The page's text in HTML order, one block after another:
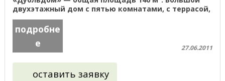
двухэтажный дом с пятью комнатами, с террасой,
с фундаментом на винтовых сваях ...
подробне
е
27.06.2011
оставить заявку